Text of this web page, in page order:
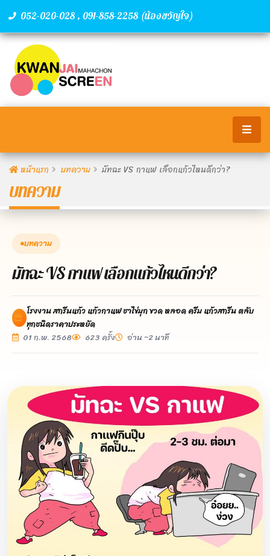
052-020-028 , 091-858-2258 (น้องขวัญใจ)
หน้าแรก บทความ มัทฉะ VS กาแฟ เลือกแก้วไหนดีกว่า?
บทความ
บทความ
มัทฉะ VS กาแฟ เลือกแก้วไหนดีกว่า?
โรงงาน สกรีนแก้ว แก้วกาแฟ ชาไข่มุก ขวด หลอด ครีม แก้วสกรีน ตลับ
ทุกชนิดราคาประหยัด
01 ก.พ. 2568
623 ครั้ง อ่าน ~2 นาที